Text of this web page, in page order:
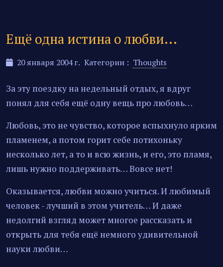
Ещё одна истина о любви...
20 января 2004 г. Категории : Thoughts
За эту поездку на недельный отдых, я вдруг
понял для себя ещё одну вещь про любовь…
Любовь, это не чувство, которое вспыхнуло ярким
пламенем, а потом горит себе потихоньку
несколько лет, а то и всю жизнь, и его, это пламя,
лишь нужно поддерживать… Вовсе нет!
Оказывается, любви можно учиться. И любимый
человек - лучший в этом учитель… И даже
недолгий взгляд может многое рассказать и
открыть для тебя ещё немного удивительной
науки любви…